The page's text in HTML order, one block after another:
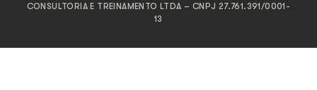
CONSULTORIA E TREINAMENTO LTDA – CNPJ 27.761.391/0001-
13